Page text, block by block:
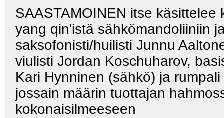
SAASTAMOINEN itse
yang qin'istä sähkömandoliiniin
saksofonisti/huilisti Junnu
viulisti Jordan Koschuharov,
Kari Hynninen (sähkö) ja
jossain määrin tuottajan
kokonaisilmeeseen